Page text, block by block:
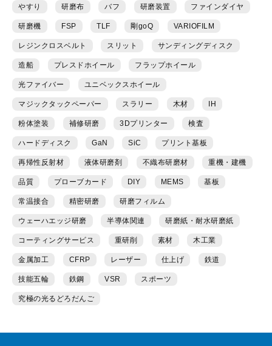
やすり 研磨布 バフ 研磨装置 ファインダイヤ
研磨機 FSP TLF 剛goQ VARIOFILM
レジンクロスベルト スリット サンディングディスク
造船 プレスドホイール フラップホイール
光ファイバー ユニベックスホイール
マジックタックペーパー スラリー 木材 IH
粉体塗装 補修研磨 3Dプリンター 検査
ハードディスク GaN SiC プリント基板
再帰性反射材 液体研磨剤 不織布研磨材 重機・建機
品質 プローブカード DIY MEMS 基板
常温接合 精密研磨 研磨フィルム
ウェーハエッジ研磨 半導体関連 研磨紙・耐水研磨紙
コーティングサービス 重研削 素材 木工業
金属加工 CFRP レーザー 仕上げ 鉄道
技能五輪 鉄鋼 VSR スポーツ
究極の光るどろだんご